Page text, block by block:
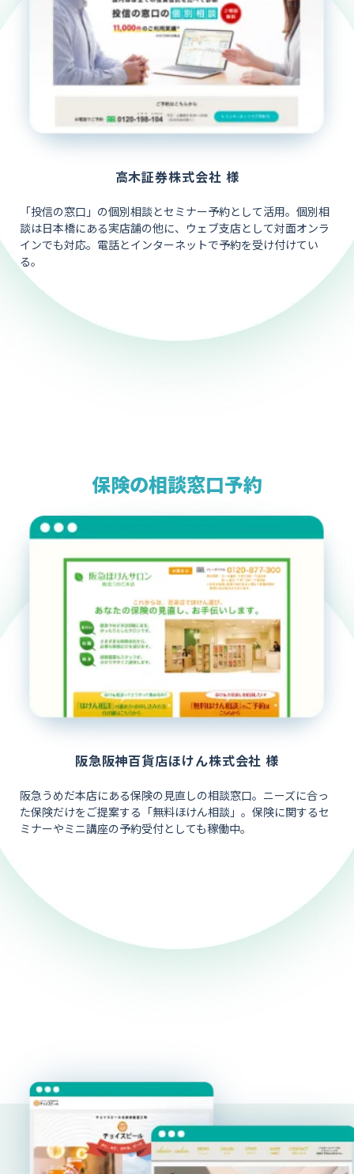
保険の相談窓口予約
阪急阪神百貨店ほけん株式会社 様
阪急うめだ本店にある保険の見直しの相談窓口。ニーズに合っ
た保険だけをご提案する「無料ほけん相談」。保険に関するセ
ミナーやミニ講座の予約受付としても稼働中。
高木証券株式会社 様
「投信の窓口」の個別相談とセミナー予約として活用。個別相
談は日本橋にある実店舗の他に、ウェブ支店として対面オンラ
インでも対応。電話とインターネットで予約を受け付けてい
る。